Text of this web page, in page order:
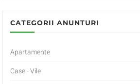
CATEGORII ANUNTURI
Apartamente
Case - Vile